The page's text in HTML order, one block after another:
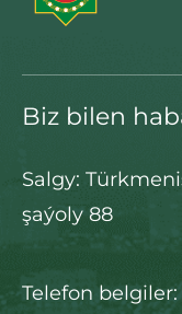
Biz bilen
Salgy:
şaýoly 88
Telefon belgiler: